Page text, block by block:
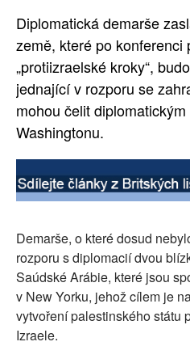
Diplomatická demarše
země, které po konferenci
„protiizraelské kroky“,
jednající v rozporu se
mohou čelit
Washingtonu.
Demarše, o které dosud
rozporu s diplomacií dvou
Saúdské Arábie, které jsou
v New Yorku, jehož cílem je
vytvoření palestinského státu
Izraele.